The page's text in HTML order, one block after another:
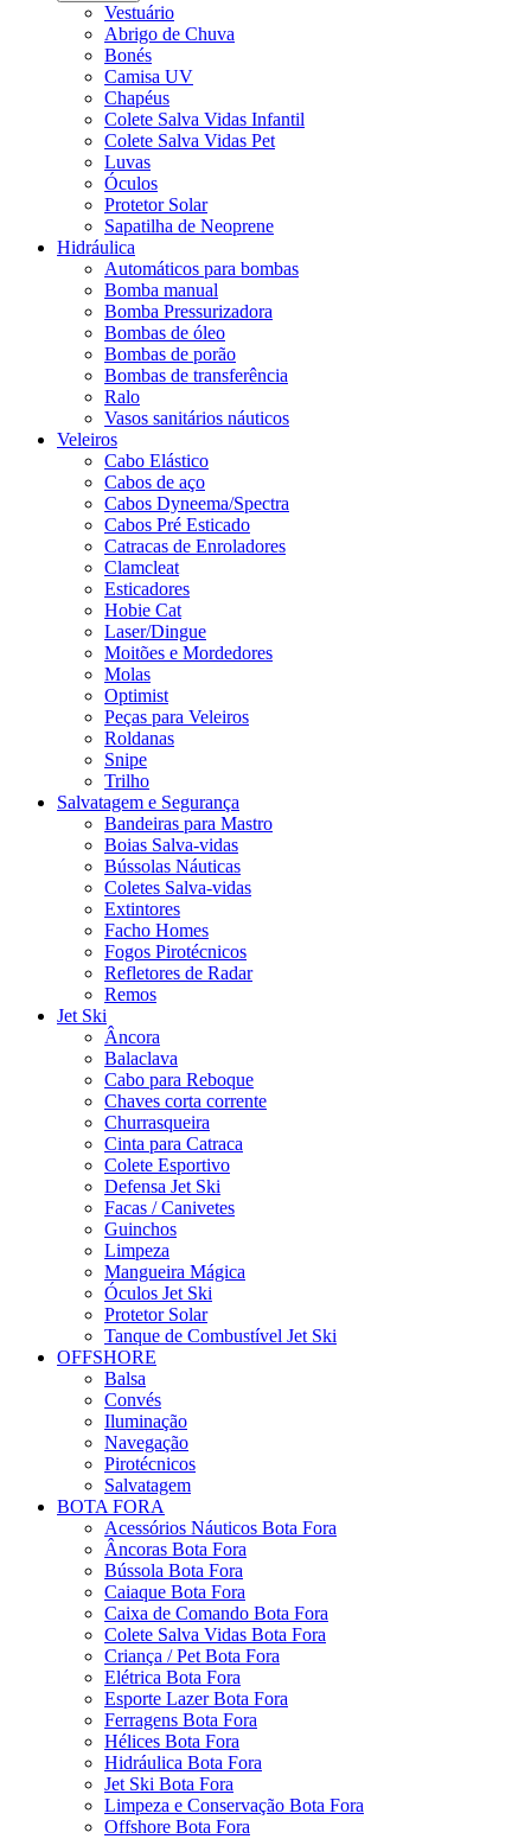
Vestuário
Abrigo de Chuva
Bonés
Camisa UV
Chapéus
Colete Salva Vidas Infantil
Colete Salva Vidas Pet
Luvas
Óculos
Protetor Solar
Sapatilha de Neoprene
Hidráulica
Automáticos para bombas
Bomba manual
Bomba Pressurizadora
Bombas de óleo
Bombas de porão
Bombas de transferência
Ralo
Vasos sanitários náuticos
Veleiros
Cabo Elástico
Cabos de aço
Cabos Dyneema/Spectra
Cabos Pré Esticado
Catracas de Enroladores
Clamcleat
Esticadores
Hobie Cat
Laser/Dingue
Moitões e Mordedores
Molas
Optimist
Peças para Veleiros
Roldanas
Snipe
Trilho
Salvatagem e Segurança
Bandeiras para Mastro
Boias Salva-vidas
Bússolas Náuticas
Coletes Salva-vidas
Extintores
Facho Homes
Fogos Pirotécnicos
Refletores de Radar
Remos
Jet Ski
Âncora
Balaclava
Cabo para Reboque
Chaves corta corrente
Churrasqueira
Cinta para Catraca
Colete Esportivo
Defensa Jet Ski
Facas / Canivetes
Guinchos
Limpeza
Mangueira Mágica
Óculos Jet Ski
Protetor Solar
Tanque de Combustível Jet Ski
OFFSHORE
Balsa
Convés
Iluminação
Navegação
Pirotécnicos
Salvatagem
BOTA FORA
Acessórios Náuticos Bota Fora
Âncoras Bota Fora
Bússola Bota Fora
Caiaque Bota Fora
Caixa de Comando Bota Fora
Colete Salva Vidas Bota Fora
Criança / Pet Bota Fora
Elétrica Bota Fora
Esporte Lazer Bota Fora
Ferragens Bota Fora
Hélices Bota Fora
Hidráulica Bota Fora
Jet Ski Bota Fora
Limpeza e Conservação Bota Fora
Offshore Bota Fora